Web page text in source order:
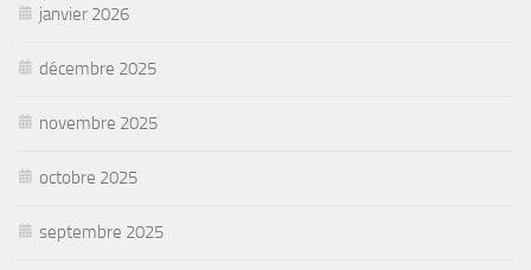
janvier 2026
décembre 2025
novembre 2025
octobre 2025
septembre 2025